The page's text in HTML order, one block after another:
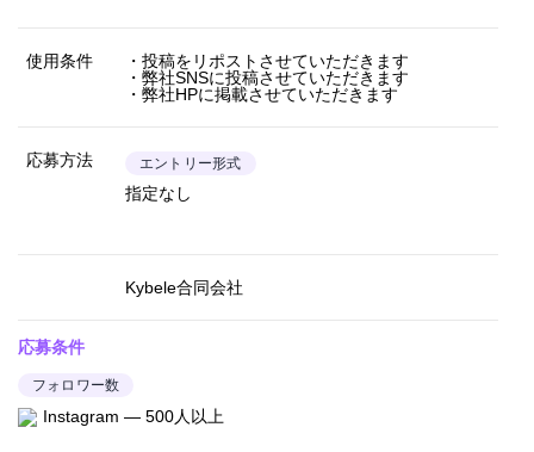
使用条件
・投稿をリポストさせていただきます
・弊社SNSに投稿させていただきます
・弊社HPに掲載させていただきます
応募方法 エントリー形式
指定なし
Kybele合同会社
応募条件
フォロワー数
Instagram — 500人以上